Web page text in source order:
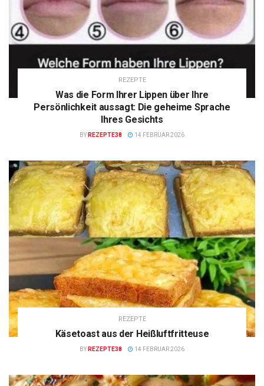
REZEPTE
Was die Form Ihrer Lippen über Ihre
Persönlichkeit aussagt: Die geheime Sprache
Ihres Gesichts
BY REZEPTE38 14 FEBRUAR 2026
REZEPTE
Käsetoast aus der Heißluftfritteuse
BY REZEPTE38 14 FEBRUAR 2026